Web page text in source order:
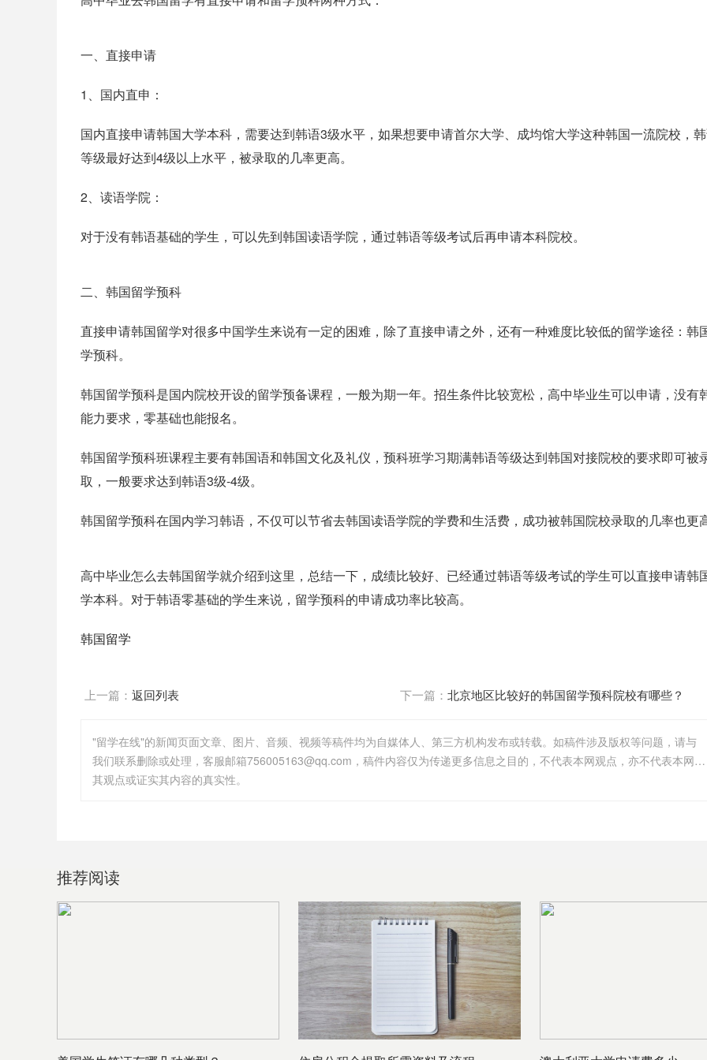
一、直接申请
1、国内直申：
国内直接申请韩国大学本科，需要达到韩语3级水平，如果想要申请首尔大学、成均馆大学这种韩国一流院校，
等级最好达到4级以上水平，被录取的几率更高。
2、读语学院：
对于没有韩语基础的学生，可以先到韩国读语学院，通过韩语等级考试后再申请本科院校。
二、韩国留学预科
直接申请韩国留学对很多中国学生来说有一定的困难，除了直接申请之外，还有一种难度比较低的留学途径：韩
学预科。
韩国留学预科是国内院校开设的留学预备课程，一般为期一年。招生条件比较宽松，高中毕业生可以申请，没有
能力要求，零基础也能报名。
韩国留学预科班课程主要有韩国语和韩国文化及礼仪，预科班学习期满韩语等级达到韩国对接院校的要求即可被
取，一般要求达到韩语3级-4级。
韩国留学预科在国内学习韩语，不仅可以节省去韩国读语学院的学费和生活费，成功被韩国院校录取的几率也更高
高中毕业怎么去韩国留学就介绍到这里，总结一下，成绩比较好、已经通过韩语等级考试的学生可以直接申请韩
学本科。对于韩语零基础的学生来说，留学预科的申请成功率比较高。
韩国留学
上一篇： 返回列表 下一篇： 北京地区比较好的韩国留学预科院校有哪些？
"留学在线"的新闻页面文章、图片、音频、视频等稿件均为自媒体人、第三方机构发布或转载。如稿件涉及版权等问题，请与
我们联系删除或处理，客服邮箱756005163@qq.com，稿件内容仅为传递更多信息之目的，不代表本网观点，亦不代表本网站赞同
其观点或证实其内容的真实性。
推荐阅读